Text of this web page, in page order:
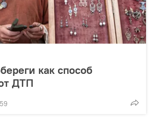
как способ
ДТП